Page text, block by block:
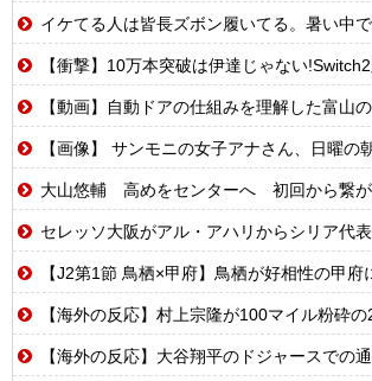
イケてる人は皆長ズボン履いてる。暑い中でも我慢して長ズボン履いてる。半
【衝撃】10万本突破は伊達じゃない!Switch2版のライバル、ま
【動画】自動ドアの仕組みを理解した富山の
【画像】 サンモニの女子アナさん、日曜の朝から
大山悠輔 高めをセンターへ 初回から繋が
セレッソ大阪がアル・アハリからシリア代表FWパブロ・サバックを獲得
【J2第1節 鳥栖×甲府】鳥栖が好相性の甲府に2-0快勝で5年ぶり開幕白星！田
【海外の反応】村上宗隆が100マイル粉砕の26号弾で逆転の口火に「三振率＆
【海外の反応】大谷翔平のドジャースでの通算fWARが25に到達！ → 「3シーズン未満でレジェンドクラスの通算WARを稼いでるな」「契